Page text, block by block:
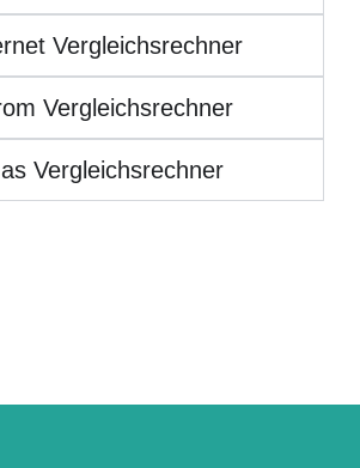
Vergleichsrechner
Vergleichsrechner
Vergleichsrechner